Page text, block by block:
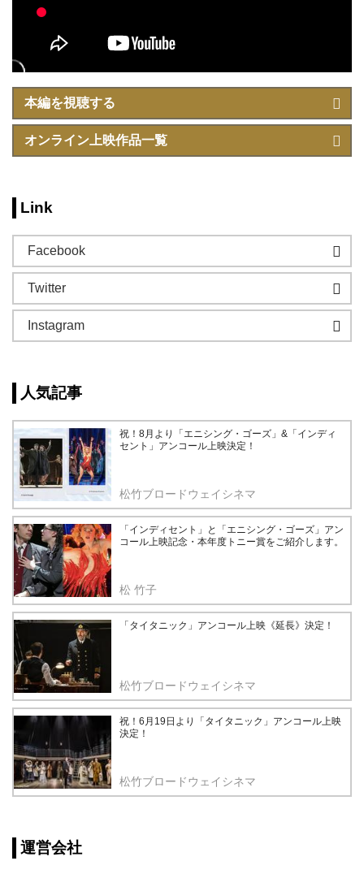
本編を視聴する
オンライン上映作品一覧
Link
Facebook
Twitter
Instagram
人気記事
祝！8月より「エニシング・ゴーズ」&「インディ
セント」アンコール上映決定！
松竹ブロードウェイシネマ
「インディセント」と「エニシング・ゴーズ」アン
コール上映記念・本年度トニー賞をご紹介します。
松 竹子
「タイタニック」アンコール上映《延長》決定！
松竹ブロードウェイシネマ
祝！6月19日より「タイタニック」アンコール上映
決定！
松竹ブロードウェイシネマ
運営会社